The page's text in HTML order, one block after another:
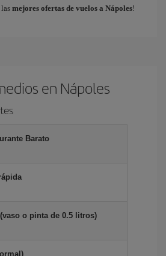
mejores ofertas de vuelos a Nápoles!
en Nápoles
Barato
o pinta de 0.5 litros)